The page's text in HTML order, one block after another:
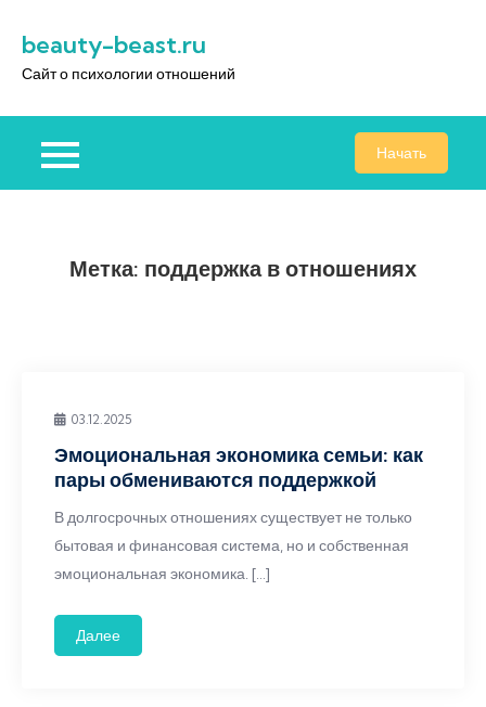
содержимому
beauty-beast.ru
Сайт о психологии отношений
Начать
Метка: поддержка в отношениях
03.12.2025
Эмоциональная экономика семьи: как
пары обмениваются поддержкой
В долгосрочных отношениях существует не только
бытовая и финансовая система, но и собственная
эмоциональная экономика. […]
Далее